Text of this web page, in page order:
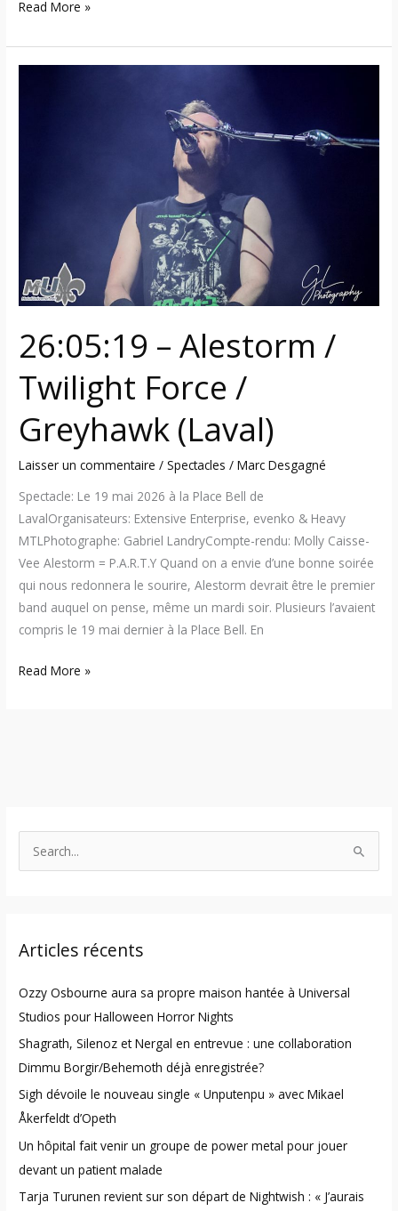
Read More »
26:05:19 – Alestorm /
Twilight Force /
Greyhawk (Laval)
Laisser un commentaire /Spectacles /Marc Desgagné
Spectacle: Le 19 mai 2026 à la Place Bell de
LavalOrganisateurs: Extensive Enterprise, evenko & Heavy
MTLPhotographe: Gabriel LandryCompte-rendu: Molly Caisse-
Vee Alestorm = P.A.R.T.Y Quand on a envie d’une bonne soirée
qui nous redonnera le sourire, Alestorm devrait être le premier
band auquel on pense, même un mardi soir. Plusieurs l’avaient
compris le 19 mai dernier à la Place Bell. En
Read More »
c
f
o
r
:
Articles récents
Ozzy Osbourne aura sa propre maison hantée à Universal
Studios pour Halloween Horror Nights
Shagrath, Silenoz et Nergal en entrevue : une collaboration
Dimmu Borgir/Behemoth déjà enregistrée?
Sigh dévoile le nouveau single « Unputenpu » avec Mikael
Åkerfeldt d’Opeth
Un hôpital fait venir un groupe de power metal pour jouer
devant un patient malade
Tarja Turunen revient sur son départ de Nightwish : « J’aurais